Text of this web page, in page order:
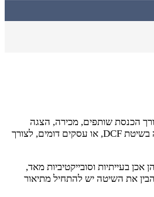
הכנסת שותפים, מכירה, הצגה
למשקיעים, ומה לא. מצד שני, הערכת השווי של חברות סטרט-אפ היא קשה במיוחד, משום שלמעריך השווי אין נתונים חיוניים לצורך הערכה כגון ביצועי עבר – לצורך הערכה בשיטת DCF, או עסקים דומים, לצורך
בעייתיות וסובייקטיביות מאד,
את השיטה יש להתחיל מתיאור